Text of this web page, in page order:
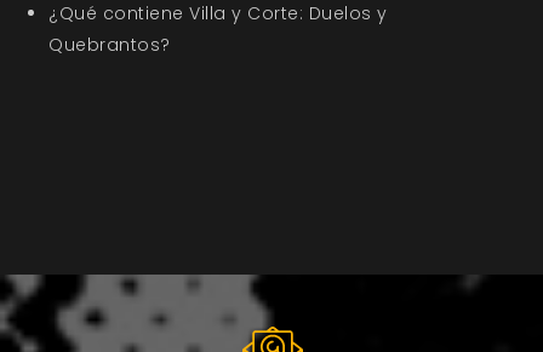
¿Qué contiene Villa y Corte: Duelos y
Quebrantos?